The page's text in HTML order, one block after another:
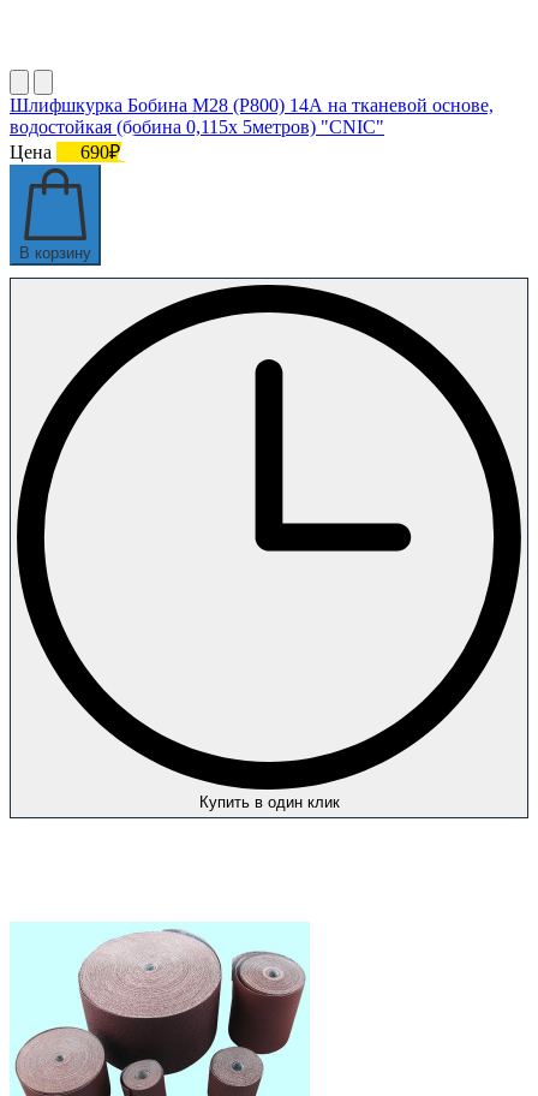
Шлифшкурка Бобина М28 (P800) 14А на тканевой основе,
водостойкая (бобина 0,115х 5метров) "CNIC"
Цена
690₽
В корзину
Купить в один клик